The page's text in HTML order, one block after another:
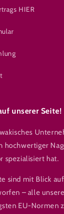
HIER
unserer Seite!
hochwertiger
spezialisiert hat.
sind mit Blick
– alle
EU-Normen